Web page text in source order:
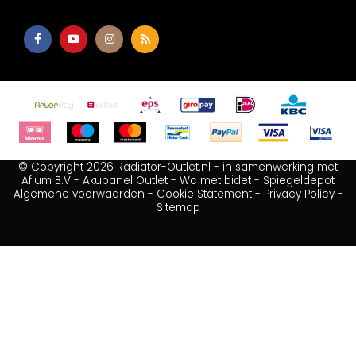
© Copyright 2026 Radiator-Outlet.nl - in samenwerking met
Afium B.V - Akupanel Outlet - Wc met bidet - Spiegeldepot
Algemene voorwaarden - Cookie Statement- Privacy Policy-
Sitemap